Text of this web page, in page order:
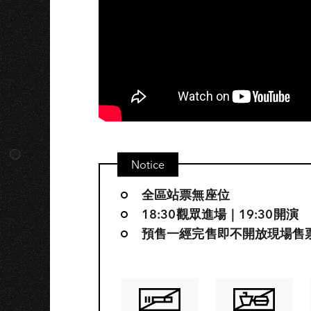
Notice
全區站票無座位
18:30觀眾進場｜19:30開演
預售一經完售即不開放現場售